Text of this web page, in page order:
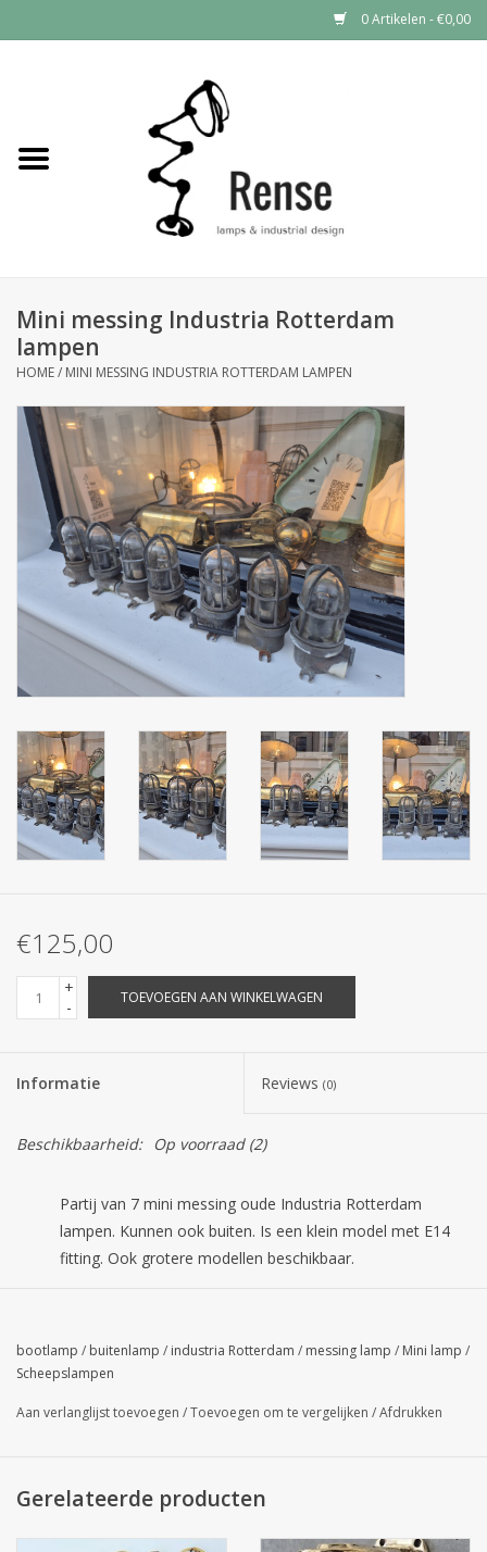
0 Artikelen - €0,00
Industrial lamps
Mini messing Industria Rotterdam
lampen
HOME/ MINI MESSING INDUSTRIA ROTTERDAM LAMPEN
€125,00
+
-
TOEVOEGEN AAN WINKELWAGEN
Informatie Reviews (0)
Beschikbaarheid: Op voorraad(2)
Partij van 7 mini messing oude Industria Rotterdam
lampen. Kunnen ook buiten. Is een klein model met E14
fitting. Ook grotere modellen beschikbaar.
0645152211
bootlamp / buitenlamp / industria Rotterdam / messing lamp / Mini lamp /
Scheepslampen
Aan verlanglijst toevoegen /Toevoegen om te vergelijken /Afdrukken
Gerelateerde producten